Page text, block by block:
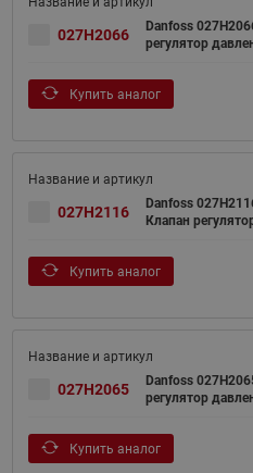
027H2066
Danfoss
регулятор
Купить аналог
027H2116
Danfoss
Клапан
Купить аналог
027H2065
Danfoss
регулятор
Купить аналог